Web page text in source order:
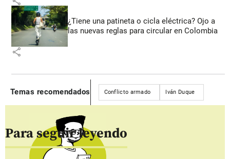
¿Tiene una patineta o cicla eléctrica? Ojo a
las nuevas reglas para circular en Colombia
share
Temas recomendados Conflicto armado Iván Duque
Para seguir leyendo